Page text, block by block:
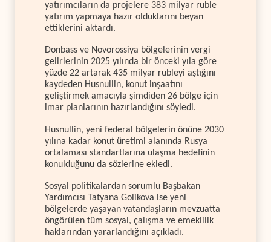
yatırımcıların da projelere 383 milyar ruble
yatırım yapmaya hazır olduklarını beyan
ettiklerini aktardı.
Donbass ve Novorossiya bölgelerinin vergi
gelirlerinin 2025 yılında bir önceki yıla göre
yüzde 22 artarak 435 milyar rubleyi aştığını
kaydeden Husnullin, konut inşaatını
geliştirmek amacıyla şimdiden 26 bölge için
imar planlarının hazırlandığını söyledi.
Husnullin, yeni federal bölgelerin önüne 2030
yılına kadar konut üretimi alanında Rusya
ortalaması standartlarına ulaşma hedefinin
konulduğunu da sözlerine ekledi.
Sosyal politikalardan sorumlu Başbakan
Yardımcısı Tatyana Golikova ise yeni
bölgelerde yaşayan vatandaşların mevzuatta
öngörülen tüm sosyal, çalışma ve emeklilik
haklarından yararlandığını açıkladı.